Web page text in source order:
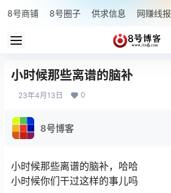
8号商铺 8号圈子 供求信息 网赚线报
小时候那些离谱的脑补
23年4月13日 0
8号博客
小时候那些离谱的脑补，哈哈
小时候你们干过这样的事儿吗